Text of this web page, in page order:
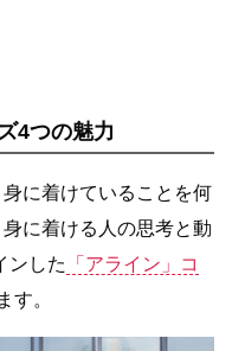
4つの魅力
身に着けていることを何
身に着ける人の思考と動
ン した
「アライン」コ
す。